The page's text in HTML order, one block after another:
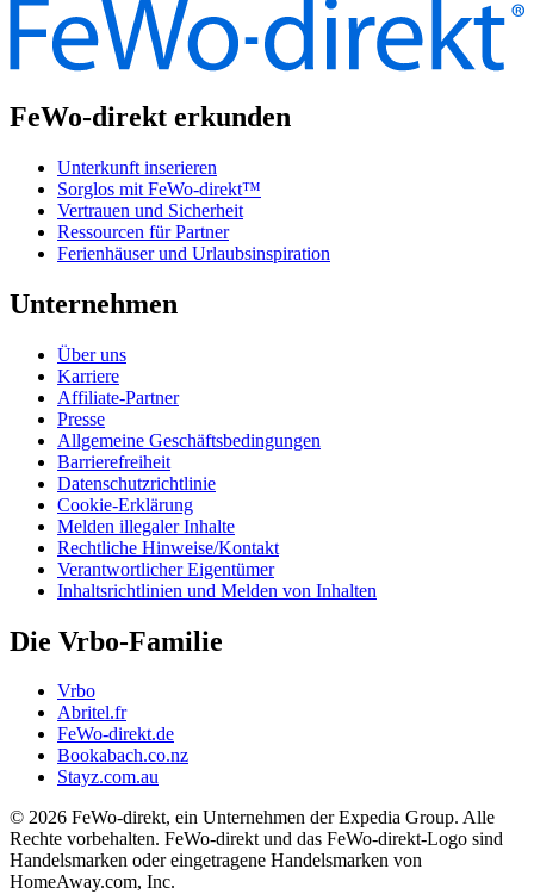
FeWo-direkt erkunden
Unterkunft inserieren
Sorglos mit FeWo-direkt™
Vertrauen und Sicherheit
Ressourcen für Partner
Ferienhäuser und Urlaubsinspiration
Unternehmen
Über uns
Karriere
Affiliate-Partner
Presse
Allgemeine Geschäftsbedingungen
Barrierefreiheit
Datenschutzrichtlinie
Cookie-Erklärung
Melden illegaler Inhalte
Rechtliche Hinweise/Kontakt
Verantwortlicher Eigentümer
Inhaltsrichtlinien und Melden von Inhalten
Die Vrbo-Familie
Vrbo
Abritel.fr
FeWo-direkt.de
Bookabach.co.nz
Stayz.com.au
© 2026 FeWo-direkt, ein Unternehmen der Expedia Group. Alle
Rechte vorbehalten. FeWo-direkt und das FeWo-direkt-Logo sind
Handelsmarken oder eingetragene Handelsmarken von
HomeAway.com, Inc.